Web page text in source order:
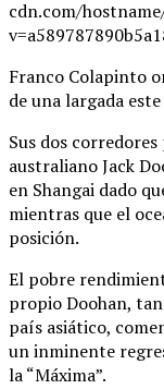
cdn.com/
Franco Colapinto
de una largada este
Sus dos
australiano Jack
en Shangai dado
mientras que el
posición.
El pobre
propio Doohan,
país asiático,
un inminente
la “Máxima”.